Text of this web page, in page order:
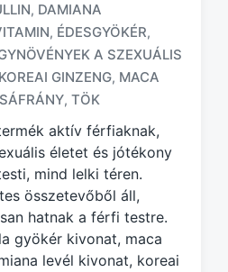
, DAMIANA
, ÉDESGYÖKÉR,
A SZEXUÁLIS
KOREAI GINZENG, MACA
SÁFRÁNY, TÖK
aktív férfiaknak,
életet és jótékony
mind lelki téren.
összetevőből áll,
hatnak a férfi testre.
gyökér kivonat, maca
levél kivonat, koreai